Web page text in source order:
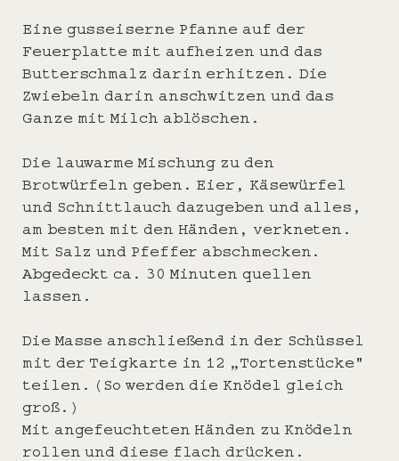
Eine gusseiserne Pfanne auf der
Feuerplatte mit aufheizen und das
Butterschmalz darin erhitzen. Die
Zwiebeln darin anschwitzen und das
Ganze mit Milch ablöschen.
Die lauwarme Mischung zu den
Brotwürfeln geben. Eier, Käsewürfel
und Schnittlauch dazugeben und alles,
am besten mit den Händen, verkneten.
Mit Salz und Pfeffer abschmecken.
Abgedeckt ca. 30 Minuten quellen
lassen.
Die Masse anschließend in der Schüssel
mit der Teigkarte in 12 „Tortenstücke“
teilen. (So werden die Knödel gleich
groß.)
Mit angefeuchteten Händen zu Knödeln
rollen und diese flach drücken.